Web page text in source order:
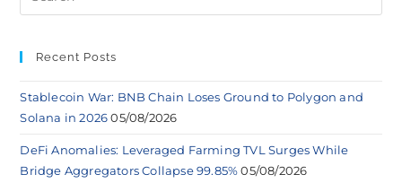
Recent Posts
Stablecoin War: BNB Chain Loses Ground to Polygon and
Solana in 2026 05/08/2026
DeFi Anomalies: Leveraged Farming TVL Surges While
Bridge Aggregators Collapse 99.85% 05/08/2026